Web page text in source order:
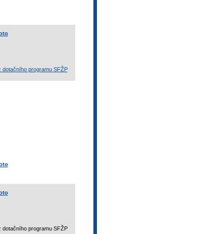
dotačního programu SFŽP
dotačního programu SFŽP